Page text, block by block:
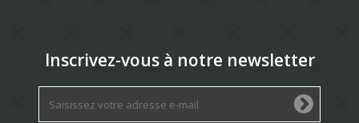
Inscrivez-vous à notre newsletter